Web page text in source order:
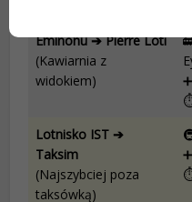
Eminönü ➔ Pierre Loti
(Kawiarnia z
widokiem)
Lotnisko IST ➔
Taksim
(Najszybciej poza
taksówką)